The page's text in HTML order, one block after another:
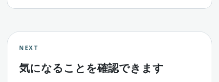
NEXT
気になることを確認できます